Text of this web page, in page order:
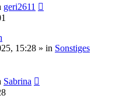
geri2611
15:28 » in Sonstiges
Sabrina